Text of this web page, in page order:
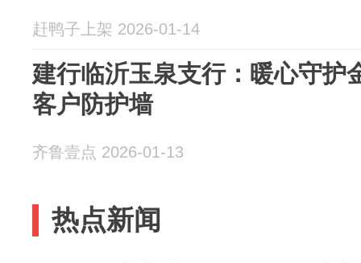
赶鸭子上架 2026-01-14
建行临沂玉泉支行：暖心守护
客户防护墙
齐鲁壹点 2026-01-13
热点新闻